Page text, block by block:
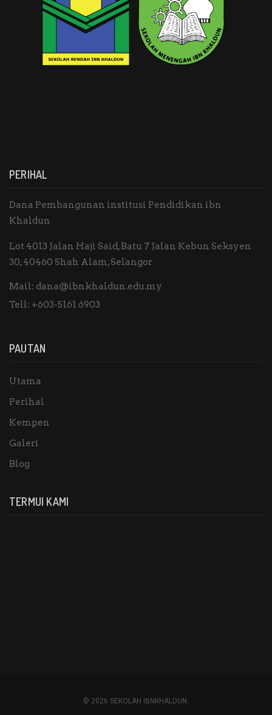
PERIHAL
Dana Pembangunan institusi Pendidikan ibn
Khaldun
Lot 4013 Jalan Haji Said, Batu 7 Jalan Kebun Seksyen
30, 40460 Shah Alam, Selangor
Mail: dana@ibnkhaldun.edu.my
Tell: +603-5161 6903
PAUTAN
Utama
Perihal
Kempen
Galeri
Blog
TERMUI KAMI
© 2026 SEKOLAH IBNKHALDUN.